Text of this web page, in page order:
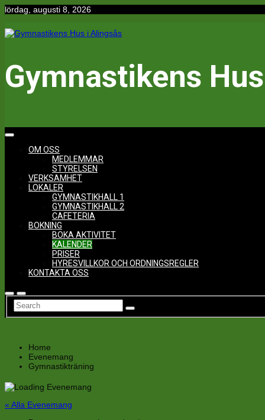
Hoppa
innehåll
lördag, augusti 8, 2026
Gymnastikens
OM OSS
MEDLEMMAR
STYRELSEN
VERKSAMHET
LOKALER
GYMNASTIKHALL 1
GYMNASTIKHALL 2
CAFETERIA
BOKNING
BOKA AKTIVITET
KALENDER
PRISER
HYRESVILLKOR OCH ORDNINGSREGLER
KONTAKTA OSS
Home
Evenemang
Gymnastikträning
« Alla Evenemang